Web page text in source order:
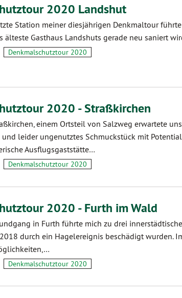
2020 Landshut
Station meiner diesjährigen Denkmaltour
älteste Gasthaus Landshuts gerade neu saniert
Denkmalschutztour 2020
2020 - Straßkirchen
einem Ortsteil von Salzweg erwartete
und leider ungenutztes Schmuckstück mit
Ausflugsgaststätte…
Denkmalschutztour 2020
2020 - Furth im Wald
in Furth führte mich zu drei
durch ein Hagelereignis beschädigt wurden.
Denkmalschutztour 2020